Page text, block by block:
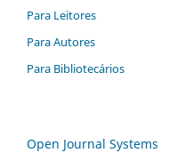
Para Leitores
Para Autores
Para Bibliotecários
Open Journal Systems